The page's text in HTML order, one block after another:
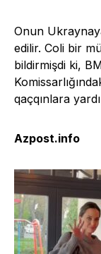
Onun
edilir. Coli bir
bildirmişdi ki,
qaçqınlara
Azpost.info